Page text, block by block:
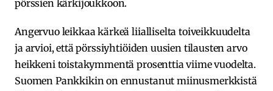
pörssien kärkijoukkoon.
Angervuo leikkaa kärkeä liialliselta toiveikkuudelta
ja arvioi, että pörssiyhtiöiden uusien tilausten arvo
heikkeni toistakymmentä prosenttia viime vuodelta.
Suomen Pankkikin on ennustanut miinusmerkkistä